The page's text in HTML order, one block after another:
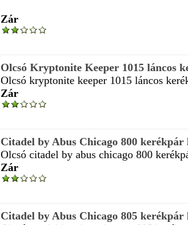
Zár
Olcsó Kryptonite Keeper 1015 láncos
Olcsó kryptonite keeper 1015 láncos
Zár
Citadel by Abus Chicago 800 kerékpár
Olcsó citadel by abus chicago 800
Zár
Citadel by Abus Chicago 805 kerékpár